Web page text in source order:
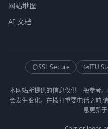
网站地图
AI 文档
SSL Secure ITU
本网站所提供的信息仅供一般参考
会发生变化。在拨打重要电话之前,
息更新于